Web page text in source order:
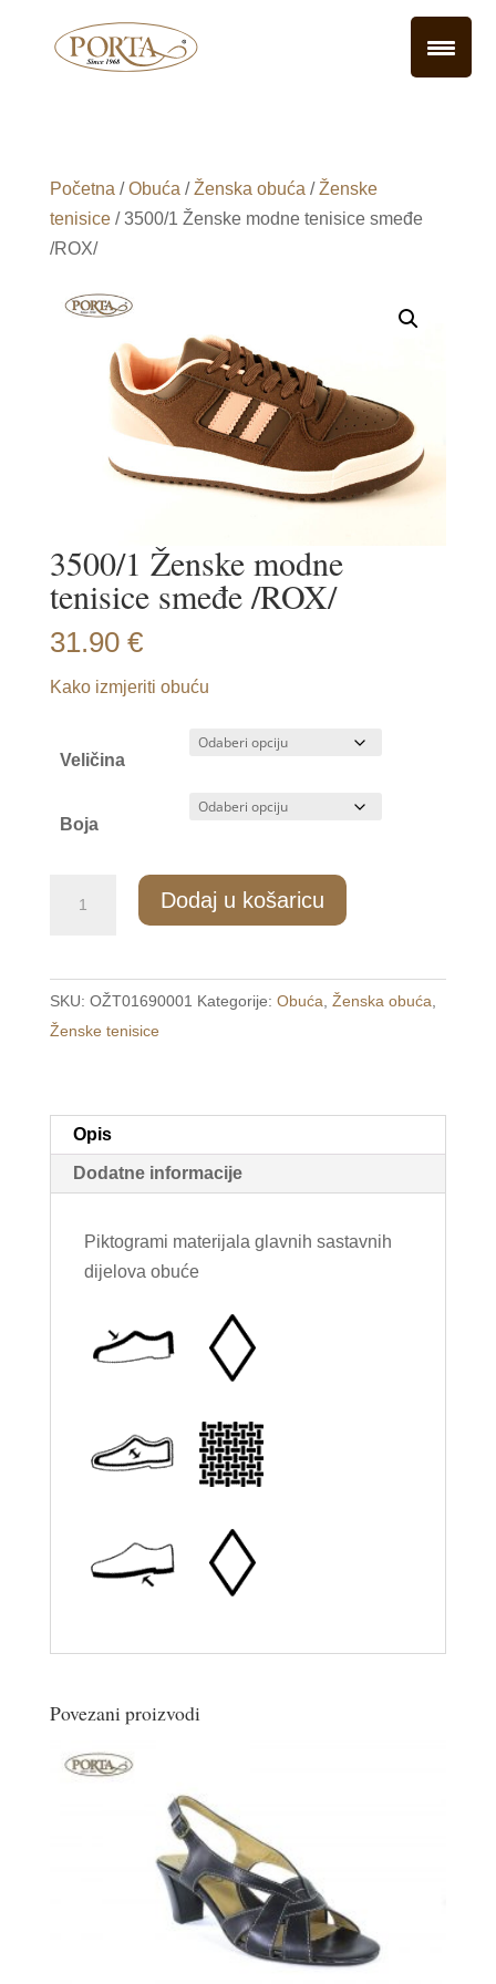
Početna /Obuća /Ženska obuća /Ženske
tenisice/ 3500/1 Ženske modne tenisice smeđe
/ROX/
3500/1 Ženske modne
tenisice smeđe /ROX/
31.90 €
Kako izmjeriti obuću
Veličina
Boja
tenisice
smeđe
/ROX/
Dodaj u košaricu
SKU: OŽT01690001 Kategorije: Obuća Ženska obuća
Ženske tenisice
Opis
Dodatne informacije
Piktogrami materijala glavnih sastavnih
dijelova obuće
Povezani proizvodi